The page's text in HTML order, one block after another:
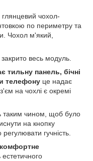
глянцевий чохол-
по периметру та
Чохол м'який,
весь модуль.
тильну панель, бічні
телефону це надає
на чохлі є окремі
таким чином, щоб було
на кнопку
гучність.
комфортне